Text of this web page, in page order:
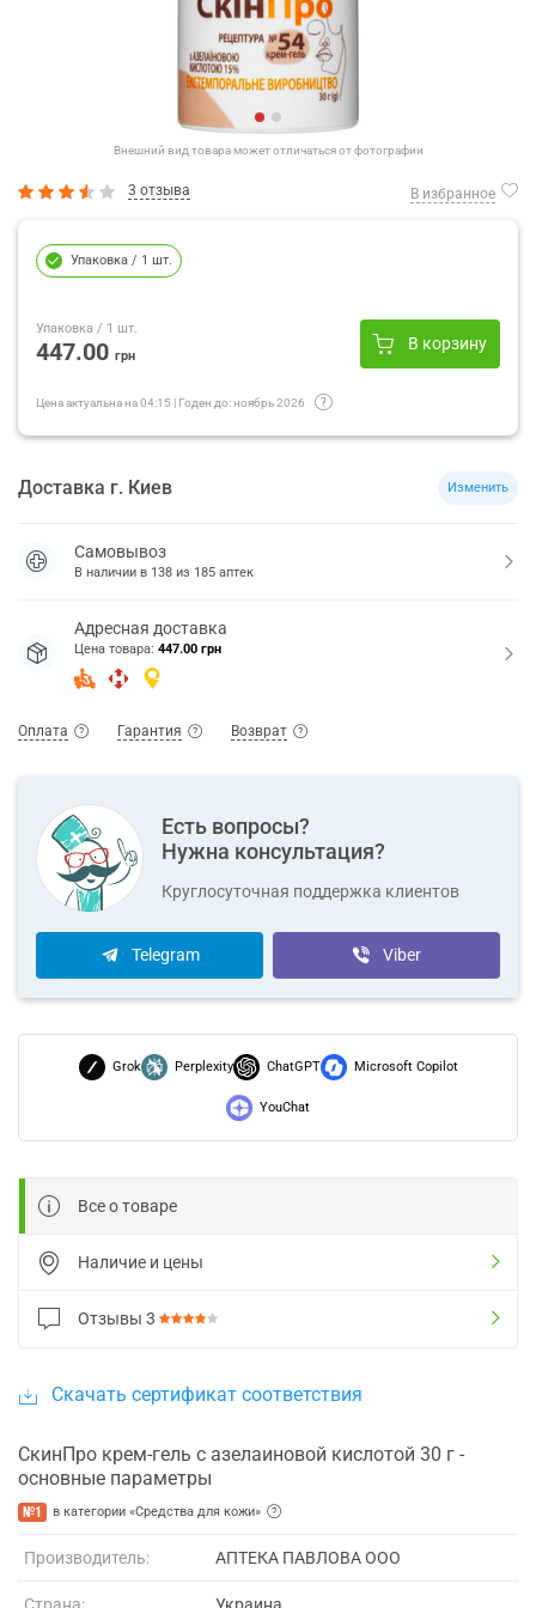
Внешний вид товара может отличаться от фотографии
3 отзыва В избранное
Упаковка / 1 шт.
Упаковка / 1 шт.
447.00 грн
В корзину
Цена актуальна на04:15 | Годен до:ноябрь 2026
Доставка г. Киев Изменить
Самовывоз
В наличии в 138 из 185 аптек
Адресная доставка
Цена товара: 447.00 грн
Оплата Гарантия Возврат
Есть вопросы?
Нужна консультация?
Круглосуточная поддержка клиентов
Telegram Viber
Grok Perplexity ChatGPT Microsoft Copilot
YouChat
Все о товаре
Наличие и цены
Отзывы 3
Скачать сертификат соответствия
СкинПро крем-гель с азелаиновой кислотой 30 г -
основные параметры
№1 в категории «Средства для кожи»
Производитель: АПТЕКА ПАВЛОВА ООО
Страна: Украина